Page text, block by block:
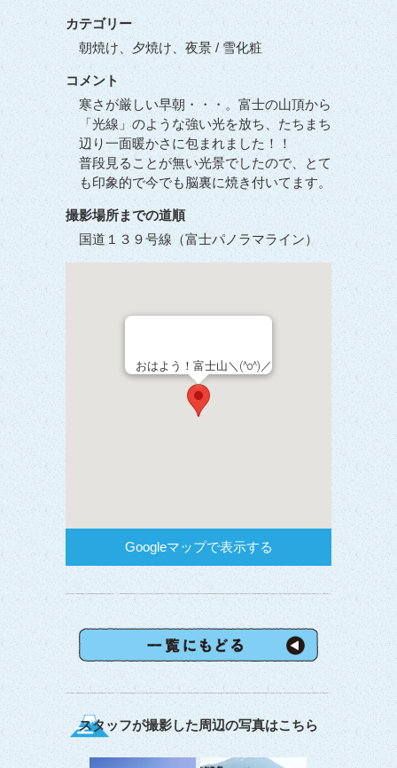
カテゴリー
朝焼け、夕焼け、夜景 / 雪化粧
コメント
寒さが厳しい早朝・・・。富士の山頂から
「光線」のような強い光を放ち、たちまち
辺り一面暖かさに包まれました！！
普段見ることが無い光景でしたので、とて
も印象的で今でも脳裏に焼き付いてます。
撮影場所までの道順
国道１３９号線（富士パノラマライン）
おはよう！富士山＼(^o^)／
Googleマップで表示する
スタッフが撮影した周辺の写真はこちら